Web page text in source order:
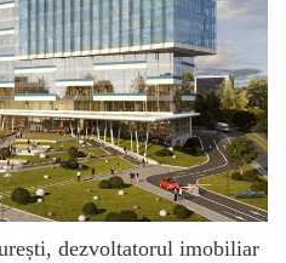
dezvoltatorul imobiliar